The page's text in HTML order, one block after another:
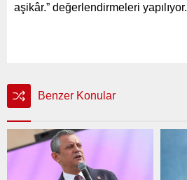
aşikâr.” değerlendirmeleri yapılıyor.
Benzer Konular